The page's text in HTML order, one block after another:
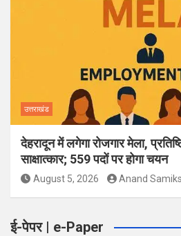
उत्तराखंड
देहरादून में लगेगा रोजगार मेला,
साक्षात्कार; 559 पदों पर होगा चयन
August 5, 2026 Anand
ई-पेपर | e-Paper